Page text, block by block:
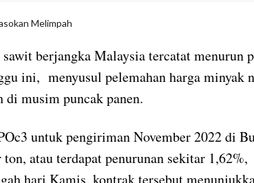
berjangka Malaysia tercatat menurun
ini, menyusul pelemahan harga minyak
musim puncak panen.
untuk pengiriman November 2022 di
atau terdapat penurunan sekitar 1,62%,